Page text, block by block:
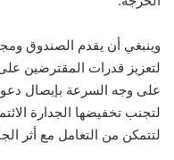
وينبغي أن يقدم الصندوق
لتعزيز قدرات المقترضين
على وجه السرعة بإيصال
لتجنب تخفيضها الجدارة
لتتمكن من التعامل مع أثر